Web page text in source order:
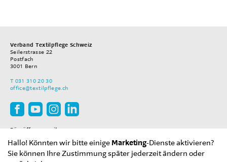
Verband Textilpflege Schweiz
Seilerstrasse 22
Postfach
3001 Bern
T 031 310 20 30
office@textilpflege.ch
Büroöffnungszeiten
08.00–12.00 Uhr
13.30–17.00 Uhr
Hallo! Könnten wir bitte einige Marketing-Dienste aktivieren?
Sie können Ihre Zustimmung später jederzeit ändern oder